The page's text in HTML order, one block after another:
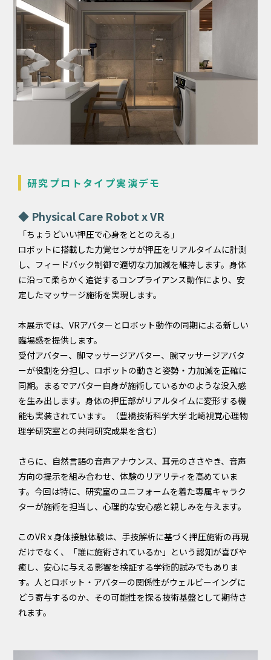
研究プロトタイプ実演デモ
◆ Physical Care Robot x VR
「ちょうどいい押圧で心身をととのえる」
ロボットに搭載した力覚センサが押圧をリアルタイムに計測
し、フィードバック制御で適切な力加減を維持します。身体
に沿って柔らかく追従するコンプライアンス動作により、安
定したマッサージ施術を実現します。
本展示では、VRアバターとロボット動作の同期による新しい
臨場感を提供します。
受付アバター、脚マッサージアバター、腕マッサージアバタ
ーが役割を分担し、ロボットの動きと姿勢・力加減を正確に
同期。まるでアバター自身が施術しているかのような没入感
を生み出します。身体の押圧部がリアルタイムに変形する機
能も実装されています。（豊橋技術科学大学 北崎視覚心理物
理学研究室との共同研究成果を含む）
さらに、自然言語の音声アナウンス、耳元のささやき、音声
方向の提示を組み合わせ、体験のリアリティを高めていま
す。今回は特に、研究室のユニフォームを着た専属キャラク
ターが施術を担当し、心理的な安心感と親しみを与えます。
このVR x 身体接触体験は、手技解析に基づく押圧施術の再現
だけでなく、「誰に施術されているか」という認知が喜びや
癒し、安心に与える影響を検証する学術的試みでもありま
す。人とロボット・アバターの関係性がウェルビーイングに
どう寄与するのか、その可能性を探る技術基盤として期待さ
れます。